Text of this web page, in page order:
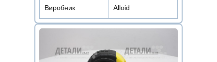
Виробник Alloid